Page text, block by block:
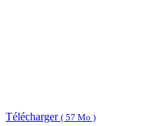
Télécharger ( 57 Mo )